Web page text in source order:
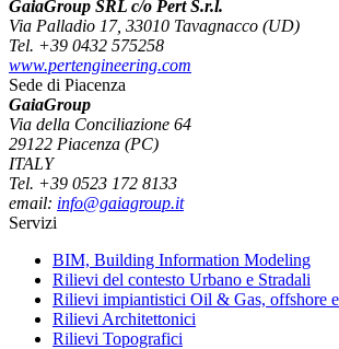
GaiaGroup SRL c/o Pert S.r.l.
Via Palladio 17, 33010 Tavagnacco (UD)
Tel. +39 0432 575258
www.pertengineering.com
Sede di Piacenza
GaiaGroup
Via della Conciliazione 64
29122 Piacenza (PC)
ITALY
Tel. +39 0523 172 8133
email: info@gaiagroup.it
Servizi
BIM, Building Information Modeling
Rilievi del contesto Urbano e Stradali
Rilievi impiantistici Oil & Gas, offshore
Rilievi Architettonici
Rilievi Topografici